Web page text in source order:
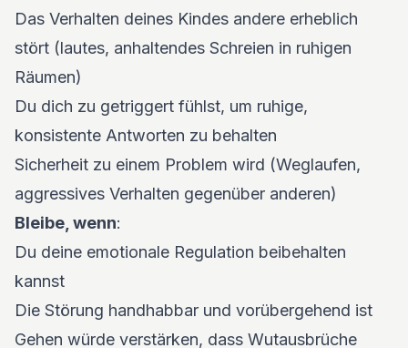
Das Verhalten deines Kindes andere erheblich
stört (lautes, anhaltendes Schreien in ruhigen
Räumen)
Du dich zu getriggert fühlst, um ruhige,
konsistente Antworten zu behalten
Sicherheit zu einem Problem wird (Weglaufen,
aggressives Verhalten gegenüber anderen)
Bleibe, wenn:
Du deine emotionale Regulation beibehalten
kannst
Die Störung handhabbar und vorübergehend ist
Gehen würde verstärken, dass Wutausbrüche